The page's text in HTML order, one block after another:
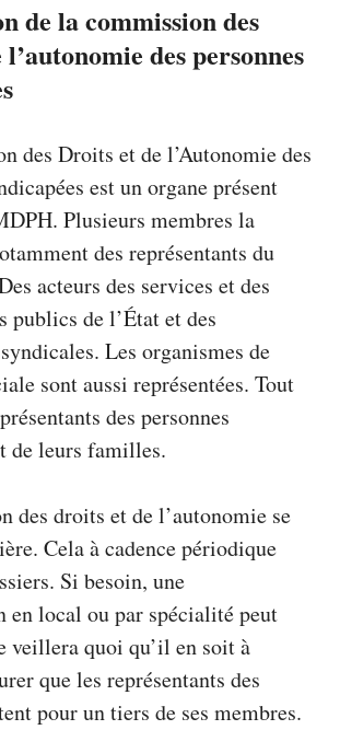
de la commission des
des personnes
des Droits et de l’Autonomie des
est un organe présent
Plusieurs membres la
des représentants du
acteurs des services et des
publics de l’État et des
Les organismes de
sont aussi représentées. Tout
des personnes
de leurs familles.
des droits et de l’autonomie se
Cela à cadence périodique
Si besoin, une
en local ou par spécialité peut
veillera quoi qu’il en soit à
que les représentants des
pour un tiers de ses membres.